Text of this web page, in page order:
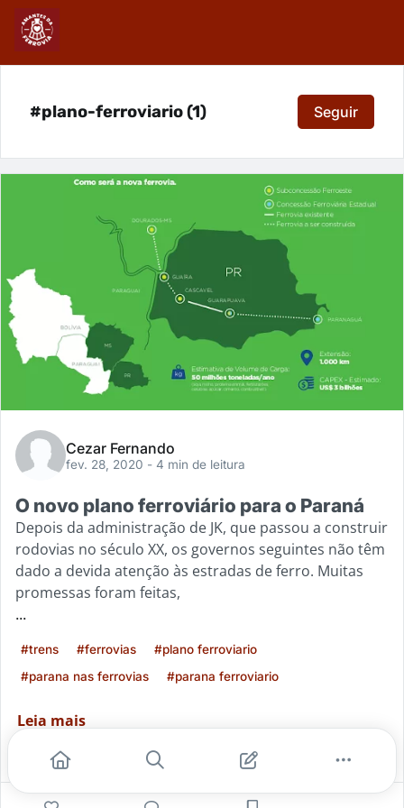
#plano-ferroviario (1) Seguir
Cezar Fernando
fev. 28, 2020 - 4 min de leitura
O novo plano ferroviário para o Paraná
Depois da administração de JK, que passou a construir
rodovias no século XX, os governos seguintes não têm
dado a devida atenção às estradas de ferro. Muitas
promessas foram feitas,
...
#trens #ferrovias
#plano ferroviario
#parana nas ferrovias
#parana ferroviario
Leia mais